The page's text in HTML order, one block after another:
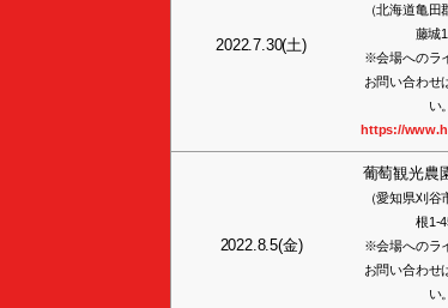
2022.7.30(土)
（北海道亀田
藤城
※会場へのラ
お問い合わせ
い。
https://
2022.8.5(金)
葡萄観光農
（愛知県刈
根1-
※会場へのラ
お問い合わせ
い。